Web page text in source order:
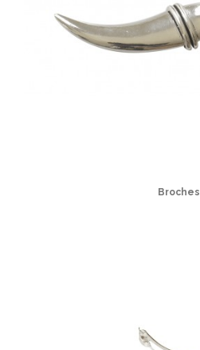
Broches